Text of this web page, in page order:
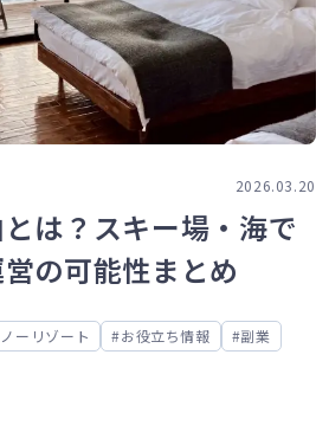
2026.03.20
は？スキー場・海で
の可能性まとめ
ーリゾート お役立ち情報
副業